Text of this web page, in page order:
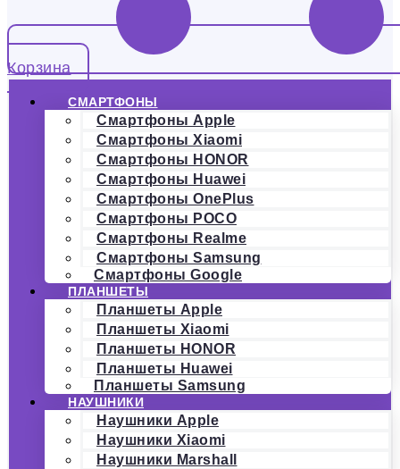
Корзина
СМАРТФОНЫ
Смартфоны Apple
Смартфоны Xiaomi
Смартфоны HONOR
Смартфоны Huawei
Смартфоны OnePlus
Смартфоны POCO
Смартфоны Realme
Смартфоны Samsung
Смартфоны Google
ПЛАНШЕТЫ
Планшеты Apple
Планшеты Xiaomi
Планшеты HONOR
Планшеты Huawei
Планшеты Samsung
НАУШНИКИ
Наушники Apple
Наушники Xiaomi
Наушники Marshall